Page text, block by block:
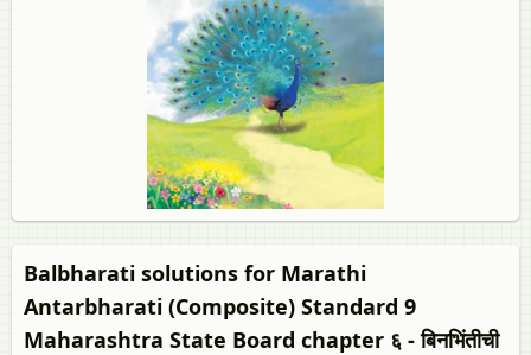
Balbharati solutions for Marathi
Antarbharati (Composite) Standard 9
Maharashtra State Board chapter ६ - बिनभिंतीची